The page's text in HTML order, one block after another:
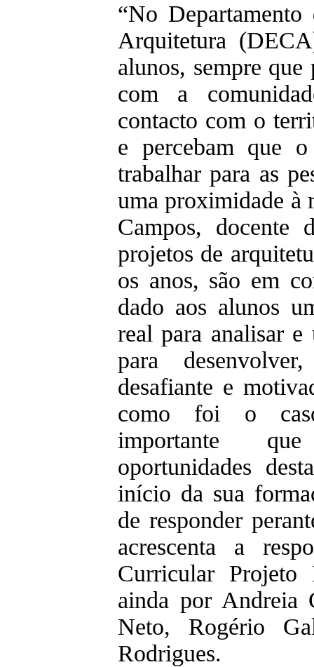
“No
Arquitetura
alunos, sempre que
com a
contacto com o
e percebam que
trabalhar para as
uma proximidade à
Campos, docente
projetos de
os anos, são em
dado aos alunos
real para analisar
para
desafiante e
como foi o
importante
oportunidades
início da sua
de responder
acrescenta a
Curricular
ainda por Andreia
Neto, Rogério
Rodrigues.